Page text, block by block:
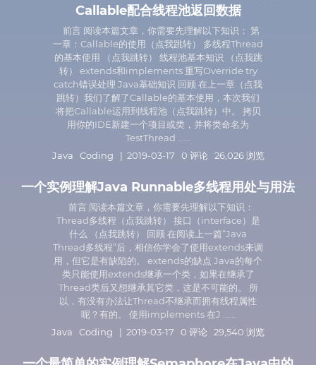
Callable配合线程池返回数据
前言 阅读本篇文章，你需要先理解以下知识： 第
一章：Callable的使用（点我跳转） 多线程Thread
的基本使用 （点我跳转） 线程池基本知识 （点我跳
转） extends和implements 重写Override try
catch错误处理 Java基础知识 回顾 在上一章（点我
跳转）我们了解了Callable的基本使用，本次我们
将把Callable运用到线程池（点我跳转）中。 拷贝
用你的IDE新建一个项目或类，并将类命名为
TestThread ......
Java
Coding | 2019-03-17 0 评论 26,026 浏览
一个实例理解Java Runnable多线程用处与用法
前言 阅读本篇文章，你需要先理解以下知识：
Thread多线程（点我跳转） 接口（interface）是
什么 （点我跳转） 回顾 在阅读上一篇“Java
Thread多线程”后，相信你学会了使用extends来调
用，但它是有缺陷的。 extends的缺点 Java的每个
类只能使用extends继承一个类，如果在继承了
Thread类后又想继承其它类，这是不可能的。 所
以，有没有办法让Thread不继承而拥有线程属性
呢？有的。 使用implements 在J ......
Java
Coding | 2019-03-17 0 评论 29,540 浏览